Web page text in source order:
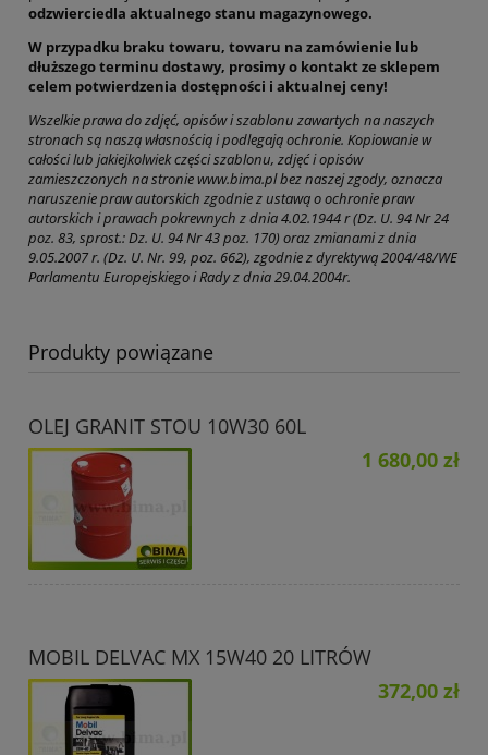
odzwierciedla aktualnego stanu magazynowego.
W przypadku braku towaru, towaru na zamówienie lub
dłuższego terminu dostawy, prosimy o kontakt ze sklepem
celem potwierdzenia dostępności i aktualnej ceny!
Wszelkie prawa do zdjęć, opisów i szablonu zawartych na naszych
stronach są naszą własnością i podlegają ochronie. Kopiowanie w
całości lub jakiejkolwiek części szablonu, zdjęć i opisów
zamieszczonych na stronie www.bima.pl bez naszej zgody, oznacza
naruszenie praw autorskich zgodnie z ustawą o ochronie praw
autorskich i prawach pokrewnych z dnia 4.02.1944 r (Dz. U. 94 Nr 24
poz. 83, sprost.: Dz. U. 94 Nr 43 poz. 170) oraz zmianami z dnia
9.05.2007 r. (Dz. U. Nr. 99, poz. 662), zgodnie z dyrektywą 2004/48/WE
Parlamentu Europejskiego i Rady z dnia 29.04.2004r.
Produkty powiązane
OLEJ GRANIT STOU 10W30 60L
1 680,00 zł
MOBIL DELVAC MX 15W40 20 LITRÓW
372,00 zł